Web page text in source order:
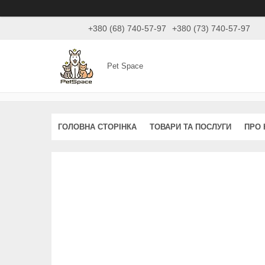
+380 (68) 740-57-97 +380 (73) 740-57-97
Pet Space
ГОЛОВНА СТОРІНКА ТОВАРИ ТА ПОСЛУГИ ПРО